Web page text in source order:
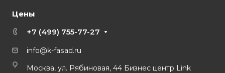
Цены
+7 (499) 755-77-27
info@k-fasad.ru
Москва, ул. Рябиновая, 44 Бизнес центр Link